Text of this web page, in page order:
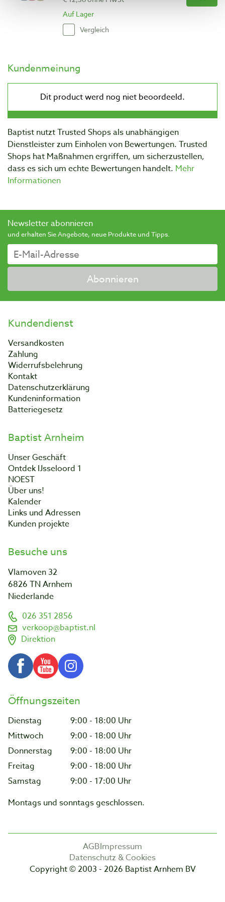
Auf Lager
Vergleich
Kundenmeinung
Baptist nutzt Trusted Shops als unabhängigen
Dienstleister zum Einholen von Bewertungen. Trusted
Shops hat Maßnahmen ergriffen, um sicherzustellen,
dass es sich um echte Bewertungen handelt. Mehr
Informationen
Newsletter abonnieren
und erhalten Sie Angebote, neue Produkte und Tipps.
Abonnieren
Kundendienst
Versandkosten
Zahlung
Widerrufsbelehrung
Kontakt
Datenschutzerklärung
Kundeninformation
Batteriegesetz
Baptist Arnheim
Unser Geschäft
Ontdek IJsseloord 1
NOEST
Über uns!
Kalender
Links und Adressen
Kunden projekte
Besuche uns
Vlamoven 32
6826 TN Arnhem
Niederlande
026 351 2856
verkoop@baptist.nl
Direktion
Öffnungszeiten
Dienstag
9:00 - 18:00 Uhr
Mittwoch
9:00 - 18:00 Uhr
Donnerstag
9:00 - 18:00 Uhr
Freitag
9:00 - 18:00 Uhr
Samstag
9:00 - 17:00 Uhr
Montags und sonntags geschlossen.
AGBImpressum
Datenschutz & Cookies
Copyright © 2003 - 2026 Baptist Arnhem BV